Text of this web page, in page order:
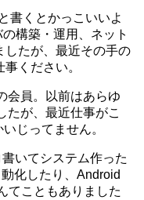
書くとかっこいいよ
構築・運用、ネット
したが、最近その手の
ください。
会員。以前はあらゆ
たが、最近仕事がこ
じってません。
いてシステム作った
化したり、Android
てこともありました